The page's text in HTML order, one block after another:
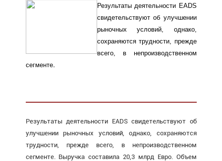
Результаты деятельности EADS
свидетельствуют об улучшении
рыночных условий, однако,
сохраняются трудности, прежде
всего, в непроизводственном
сегменте.
Результаты деятельности EADS свидетельствуют об
улучшении рыночных условий, однако, сохраняются
трудности, прежде всего, в непроизводственном
сегменте. Выручка составила 20,3 млрд Евро. Объем